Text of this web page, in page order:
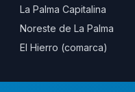
La Palma Capitalina
Noreste de La Palma
El Hierro (comarca)